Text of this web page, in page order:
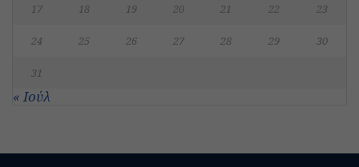
17 18 19 20 21 22 23
24 25 26 27 28 29 30
31
« Ιούλ